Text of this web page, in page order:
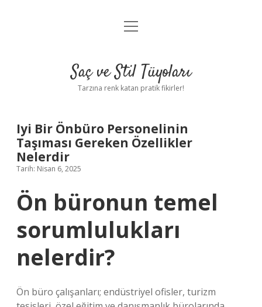
Anasayfa
Yasal Uyarı
menüyü
Saç ve Stil Tüyoları
Tarzına renk katan pratik fikirler!
Iyi Bir Önbüro Personelinin
Taşıması Gereken Özellikler
Nelerdir
Tarih: Nisan 6, 2025
Ön büronun temel
sorumlulukları
nelerdir?
Ön büro çalışanları; endüstriyel ofisler, turizm